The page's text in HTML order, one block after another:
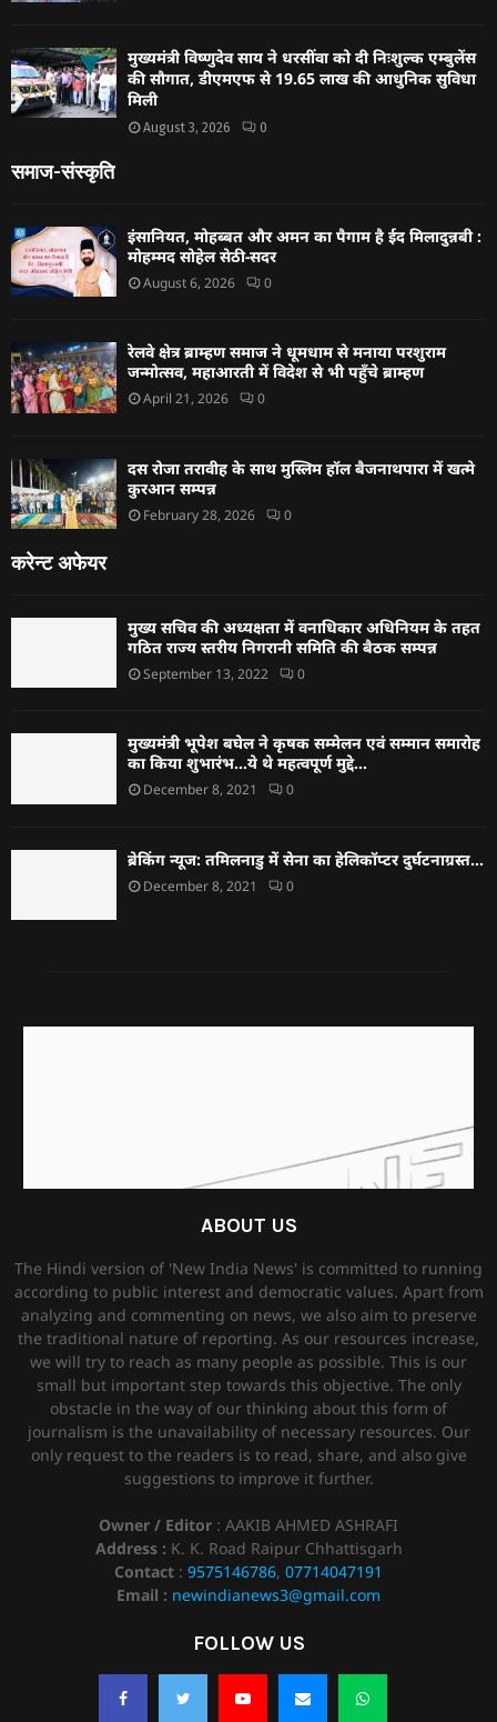
मुख्यमंत्री विष्णुदेव साय ने धरसींवा को दी निःशुल्क एम्बुलेंस
की सौगात, डीएमएफ से 19.65 लाख की आधुनिक सुविधा
मिली
August 3, 2026 0
समाज-संस्कृति
इंसानियत, मोहब्बत और अमन का पैगाम है ईद मिलादुन्नबी :
मोहम्मद सोहेल सेठी-सदर
August 6, 2026 0
रेलवे क्षेत्र ब्राम्हण समाज ने धूमधाम से मनाया परशुराम
जन्मोत्सव, महाआरती में विदेश से भी पहुँचे ब्राम्हण
April 21, 2026 0
दस रोजा तरावीह के साथ मुस्लिम हॉल बैजनाथपारा में खत्मे
कुरआन सम्पन्न
February 28, 2026 0
करेन्ट अफेयर
मुख्य सचिव की अध्यक्षता में वनाधिकार अधिनियम के तहत
गठित राज्य स्तरीय निगरानी समिति की बैठक सम्पन्न
September 13, 2022 0
मुख्यमंत्री भूपेश बघेल ने कृषक सम्मेलन एवं सम्मान समारोह
का किया शुभारंभ…ये थे महत्वपूर्ण मुद्दे…
December 8, 2021 0
ब्रेकिंग न्यूज: तमिलनाडु में सेना का हेलिकॉप्टर दुर्घटनाग्रस्त…
December 8, 2021 0
ABOUT US
The Hindi version of 'New India News' is committed to running
according to public interest and democratic values. Apart from
analyzing and commenting on news, we also aim to preserve
the traditional nature of reporting. As our resources increase,
we will try to reach as many people as possible. This is our
small but important step towards this objective. The only
obstacle in the way of our thinking about this form of
journalism is the unavailability of necessary resources. Our
only request to the readers is to read, share, and also give
suggestions to improve it further.
Owner / Editor : AAKIB AHMED ASHRAFI
Address : K. K. Road Raipur Chhattisgarh
Contact : 9575146786, 07714047191
Email : newindianews3@gmail.com
FOLLOW US